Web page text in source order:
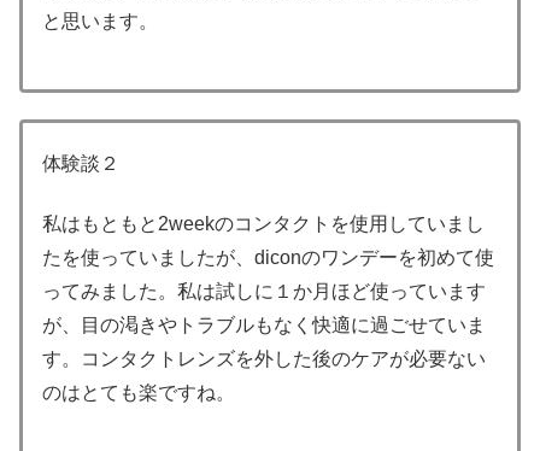
と思います。
体験談２
私はもともと2weekのコンタクトを使用していまし
たを使っていましたが、diconのワンデーを初めて使
ってみました。私は試しに１か月ほど使っています
が、目の渇きやトラブルもなく快適に過ごせていま
す。コンタクトレンズを外した後のケアが必要ない
のはとても楽ですね。